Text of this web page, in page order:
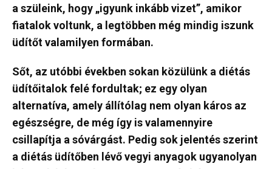
a szüleink, hogy „igyunk inkább vizet”, amikor
fiatalok voltunk, a legtöbben még mindig iszunk
üdítőt valamilyen formában.
Sőt, az utóbbi években sokan közülünk a diétás
üdítőitalok felé fordultak; ez egy olyan
alternatíva, amely állítólag nem olyan káros az
egészségre, de még így is valamennyire
csillapítja a sóvárgást. Pedig sok jelentés szerint
a diétás üdítőben lévő vegyi anyagok ugyanolyan